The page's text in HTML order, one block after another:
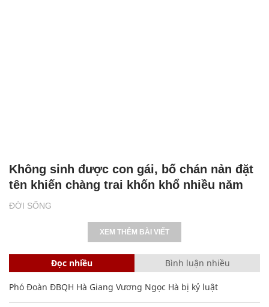
ĐỜI SỐNG
Không sinh được con gái, bố chán nản đặt
tên khiến chàng trai khốn khổ nhiều năm
XEM THÊM BÀI VIẾT
Đọc nhiều Bình luận nhiều
Phó Đoàn ĐBQH Hà Giang Vương Ngọc Hà bị kỷ luật